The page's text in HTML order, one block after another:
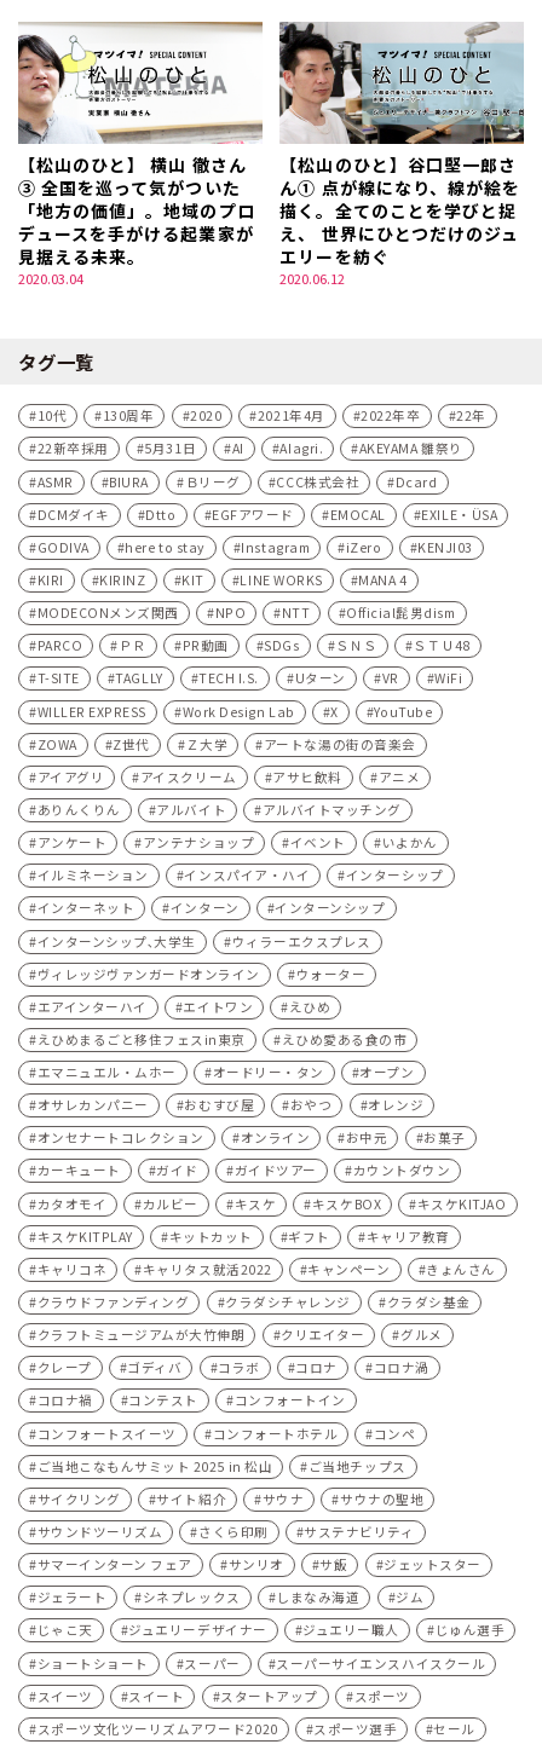
【松山のひと】 横山 徹さん
③ 全国を巡って気がついた
「地方の価値」。地域のプロ
デュースを手がける起業家が
見据える未来。
2020.03.04
【松山のひと】谷口堅一郎さ
ん① 点が線になり、線が絵を
描く。全てのことを学びと捉
え、 世界にひとつだけのジュ
エリーを紡ぐ
2020.06.12
タグ一覧
10代 130周年 2020 2021年4月 2022年卒
22年
22新卒採用
5月31日 AI AIagri.
AKEYAMA 雛祭り
ASMR
BIURA Ｂリーグ CCC株式会社
Dcard
DCMダイキ
Dtto EGFアワード EMOCAL
EXILE・ÜSA
GODIVA
here to stay Instagram iZero
KENJI03
KIRI
KIRINZ KIT LINE WORKS
MANA 4
MODECONメンズ関西
NPO NTT
Official髭男dism
PARCO
ＰＲ PR動画 SDGs ＳＮＳ
ＳＴＵ48
T-SITE
TAGLLY TECH I.S. Uターン VR
WiFi
WILLER EXPRESS
Work Design Lab X
YouTube
ZOWA
Z世代 Ｚ大学
アートな湯の街の音楽会
アイアグリ
アイスクリーム アサヒ飲料
アニメ
ありんくりん
アルバイト
アルバイトマッチング
アンケート
アンテナショップ イベント
いよかん
イルミネーション
インスパイア・ハイ
インターシップ
インターネット
インターン
インターンシップ
インターンシップ､大学生
ウィラーエクスプレス
ヴィレッジヴァンガードオンライン
ウォーター
エアインターハイ
エイトワン
えひめ
えひめまるごと移住フェスin東京
えひめ愛ある食の市
エマニュエル・ムホー
オードリー・タン
オープン
オサレカンパニー
おむすび屋 おやつ
オレンジ
オンセナートコレクション
オンライン お中元
お菓子
カーキュート
ガイド ガイドツアー
カウントダウン
カタオモイ
カルビー キスケ キスケBOX
キスケKITJAO
キスケKITPLAY
キットカット ギフト
キャリア教育
キャリコネ
キャリタス就活2022 キャンペーン
きょんさん
クラウドファンディング
クラダシチャレンジ
クラダシ基金
クラフトミュージアムが大竹伸朗
クリエイター
グルメ
クレープ
ゴディバ コラボ コロナ
コロナ渦
コロナ禍
コンテスト
コンフォートイン
コンフォートスイーツ
コンフォートホテル
コンペ
ご当地こなもんサミット 2025 in 松山
ご当地チップス
サイクリング
サイト紹介 サウナ
サウナの聖地
サウンドツーリズム
さくら印刷
サステナビリティ
サマーインターン フェア
サンリオ サ飯
ジェットスター
ジェラート
シネプレックス しまなみ海道
ジム
じゃこ天
ジュエリーデザイナー ジュエリー職人
じゅん選手
ショートショート
スーパー
スーパーサイエンスハイスクール
スイーツ
スイート スタートアップ
スポーツ
スポーツ文化ツーリズムアワード2020
スポーツ選手 セール